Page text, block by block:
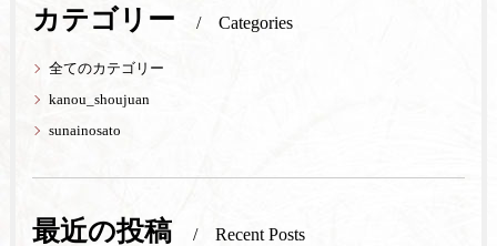
カテゴリー Categories
全てのカテゴリー
kanou_shoujuan
sunainosato
最近の投稿 Recent Posts